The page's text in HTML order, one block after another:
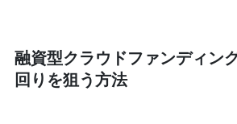
融資型クラウドファンディン
回りを狙う方法